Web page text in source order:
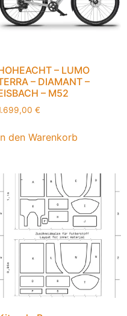
– LUMO
– DIAMANT –
– M52
€
den Warenkorb